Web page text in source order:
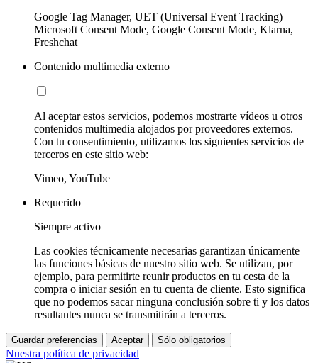
Google Tag Manager, UET (Universal Event Tracking)
Microsoft Consent Mode, Google Consent Mode, Klarna,
Freshchat
Contenido multimedia externo
Al aceptar estos servicios, podemos mostrarte vídeos u otros
contenidos multimedia alojados por proveedores externos.
Con tu consentimiento, utilizamos los siguientes servicios de
terceros en este sitio web:
Vimeo, YouTube
Requerido
Siempre activo
Las cookies técnicamente necesarias garantizan únicamente
las funciones básicas de nuestro sitio web. Se utilizan, por
ejemplo, para permitirte reunir productos en tu cesta de la
compra o iniciar sesión en tu cuenta de cliente. Esto significa
que no podemos sacar ninguna conclusión sobre ti y los datos
resultantes nunca se transmitirán a terceros.
Guardar preferencias Aceptar Sólo obligatorios
Nuestra política de privacidad